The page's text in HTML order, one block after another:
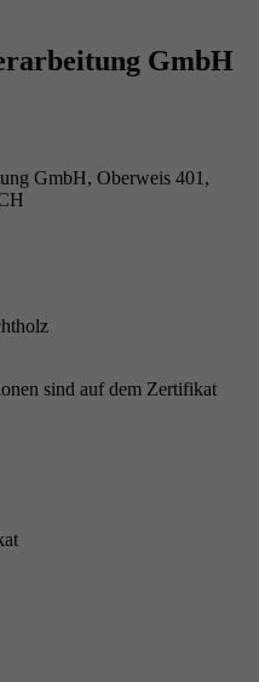
GmbH
GmbH, Oberweis 401,
sind auf dem Zertifikat